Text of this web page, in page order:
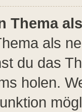
Thema
als
du das
holen.